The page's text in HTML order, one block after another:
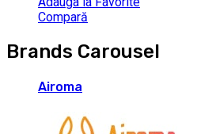
Compară
Brands Carousel
Airoma